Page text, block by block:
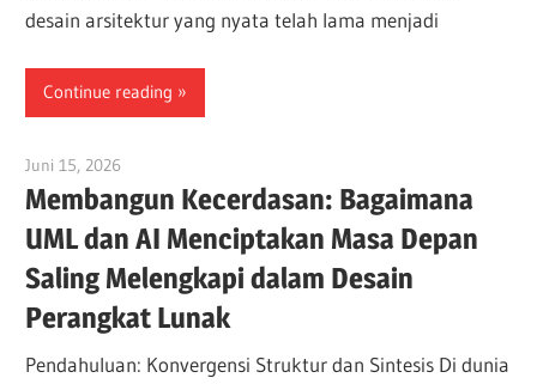
desain arsitektur yang nyata telah lama menjadi
Continue reading
Juni 15, 2026
Membangun Kecerdasan: Bagaimana
UML dan AI Menciptakan Masa Depan
Saling Melengkapi dalam Desain
Perangkat Lunak
Pendahuluan: Konvergensi Struktur dan Sintesis Di dunia